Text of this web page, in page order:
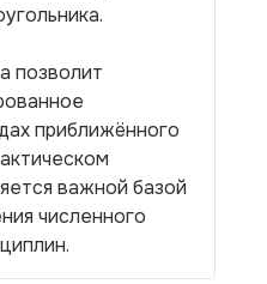
позволит
приближённого
важной базой
численного